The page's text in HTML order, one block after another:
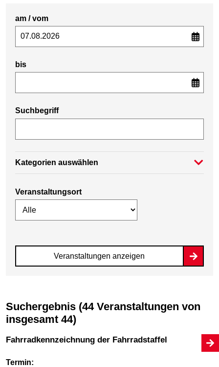
am / vom
bis
Suchbegriff
Kategorien auswählen
Veranstaltungsort
Veranstaltungen anzeigen
Suchergebnis (44 Veranstaltungen von
insgesamt 44)
Fahrradkennzeichnung der Fahrradstaffel
Termin: